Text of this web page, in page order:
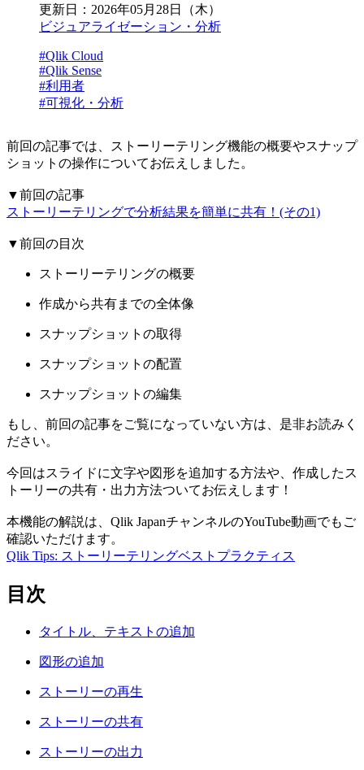
更新日： 2026年05月28日（木）
ビジュアライゼーション・分析
#Qlik Cloud
#Qlik Sense
#利用者
#可視化・分析
前回の記事では、ストーリーテリング機能の概要やスナップ
ショットの操作についてお伝えしました。
▼前回の記事
ストーリーテリングで分析結果を簡単に共有！(その1)
▼前回の目次
ストーリーテリングの概要
作成から共有までの全体像
スナップショットの取得
スナップショットの配置
スナップショットの編集
もし、前回の記事をご覧になっていない方は、是非お読みく
ださい。
今回はスライドに文字や図形を追加する方法や、作成したス
トーリーの共有・出力方法ついてお伝えします！
本機能の解説は、Qlik JapanチャンネルのYouTube動画でもご
確認いただけます。
Qlik Tips: ストーリーテリングベストプラクティス
目次
タイトル、テキストの追加
図形の追加
ストーリーの再生
ストーリーの共有
ストーリーの出力